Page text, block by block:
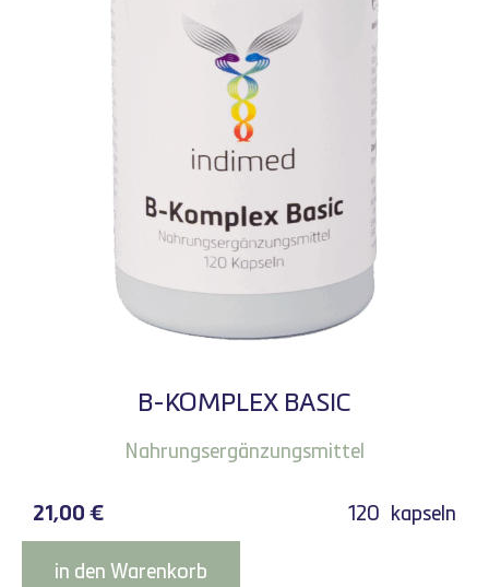
B-KOMPLEX BASIC
Nahrungsergänzungsmittel
21,00 € 120 kapseln
in den Warenkorb